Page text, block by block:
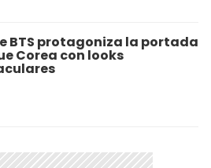
BTS protagoniza la portada
Corea con looks